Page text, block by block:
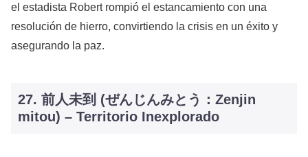
el estadista Robert rompió el estancamiento con una
resolución de hierro, convirtiendo la crisis en un éxito y
asegurando la paz.
27. 前人未到 (ぜんじんみとう：Zenjin
mitou) – Territorio Inexplorado